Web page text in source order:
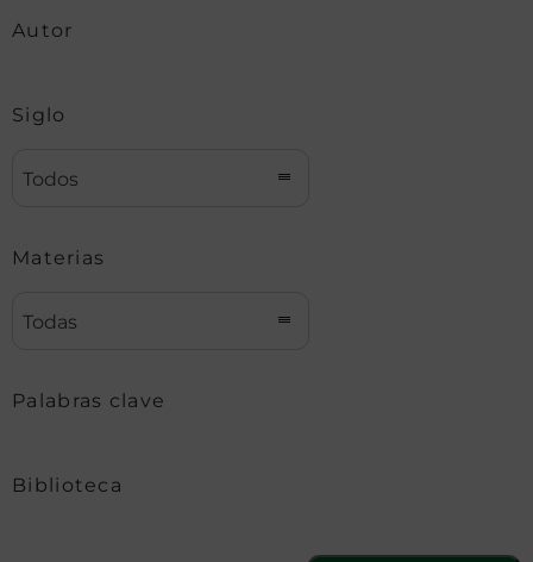
Autor
Siglo
Todos
Materias
Todas
Palabras clave
Biblioteca